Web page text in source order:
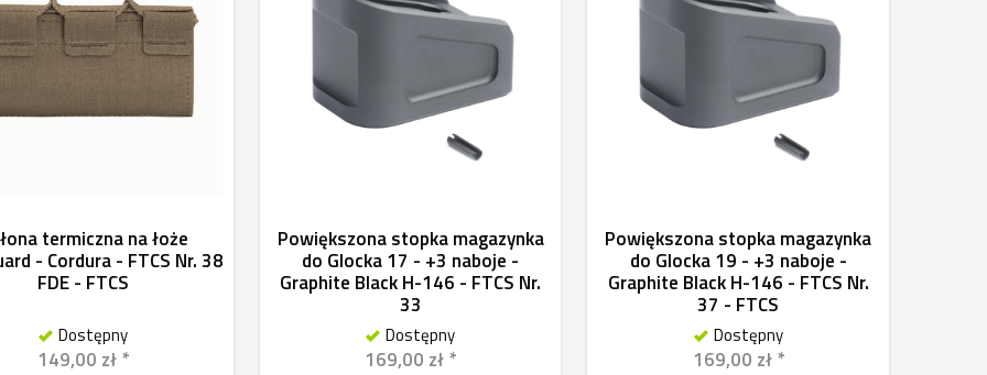
termiczna na łoże
- Cordura - FTCS Nr. 38
FDE - FTCS
Dostępny
149,00 zł *
Powiększona stopka magazynka
do Glocka 17 - +3 naboje -
Graphite Black H-146 - FTCS Nr.
33
Dostępny
169,00 zł *
Powiększona stopka magazynka
do Glocka 19 - +3 naboje -
Graphite Black H-146 - FTCS Nr.
37 - FTCS
Dostępny
169,00 zł *